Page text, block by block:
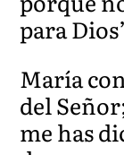
para
María
del
me has